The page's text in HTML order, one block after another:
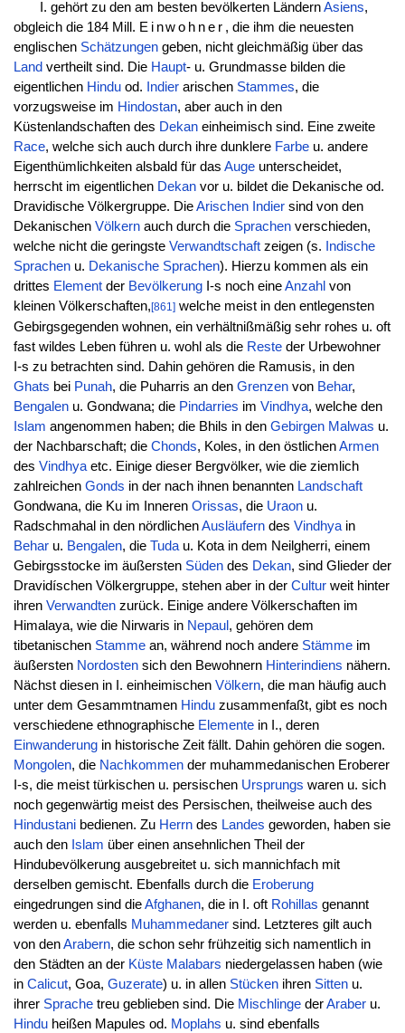
I. gehört zu den am besten bevölkerten LändernAsiens,
obgleich die 184 Mill. Einwohner , die ihm die neuesten
englischen Schätzungengeben, nicht gleichmäßig über das
Land vertheilt sind. Die Haupt- u. Grundmasse bilden die
eigentlichen Hinduod. Indierarischen Stammes, die
vorzugsweise im Hindostan, aber auch in den
Küstenlandschaften des Dekaneinheimisch sind. Eine zweite
Race, welche sich auch durch ihre dunklere Farbeu. andere
Eigenthümlichkeiten alsbald für das Augeunterscheidet,
herrscht im eigentlichen Dekanvor u. bildet die Dekanische od.
Dravidische Völkergruppe. DieArischen Indiersind von den
Dekanischen Völkernauch durch die Sprachenverschieden,
welche nicht die geringste Verwandtschaftzeigen (s.
Indische
Sprachenu. Dekanische Sprachen). Hierzu kommen als ein
drittes Elementder BevölkerungI-s noch eineAnzahl von
kleinen Völkerschaften, [861]welche meist in den entlegensten
Gebirgsgegenden wohnen, ein verhältnißmäßig sehr rohes u. oft
fast wildes Leben führen u. wohl als die Resteder Urbewohner
I-s zu betrachten sind. Dahin gehören die Ramusis, in den
Ghats bei Punah, die Puharris an den Grenzenvon Behar,
Bengalenu. Gondwana; die Pindarries im Vindhya, welche den
Islam angenommen haben; die Bhils in den Gebirgen Malwas u.
der Nachbarschaft; die Chonds, Koles, in den östlichenArmen
des Vindhyaetc. Einige dieser Bergvölker, wie die ziemlich
zahlreichen Gonds in der nach ihnen benannten Landschaft
Gondwana, die Ku im Inneren Orissas, die Uraonu.
Radschmahal in den nördlichenAusläuferndes Vindhyain
Beharu. Bengalen, die Tudau. Kota in dem Neilgherri, einem
Gebirgsstocke im äußersten Südendes Dekan, sind Glieder der
Dravidíschen Völkergruppe, stehen aber in der Culturweit hinter
ihren Verwandtenzurück. Einige andere Völkerschaften im
Himalaya, wie die Nirwaris in Nepaul , gehören dem
tibetanischen Stammean, während noch andere Stämmeim
äußersten Nordostensich den Bewohnern Hinterindiens nähern.
Nächst diesen in I. einheimischen Völkern, die man häufig auch
unter dem Gesammtnamen Hinduzusammenfaßt, gibt es noch
verschiedene ethnographische Elementein I., deren
Einwanderungin historische Zeit fällt. Dahin gehören die sogen.
Mongolen, die Nachkommender muhammedanischen Eroberer
I-s, die meist türkischen u. persischen Ursprungs waren u. sich
noch gegenwärtig meist des Persischen, theilweise auch des
Hindustanibedienen. Zu Herrndes Landes geworden, haben sie
auch den Islam über einen ansehnlichen Theil der
Hindubevölkerung ausgebreitet u. sich mannichfach mit
derselben gemischt. Ebenfalls durch die Eroberung
eingedrungen sind dieAfghanen, die in I. oft Rohillas genannt
werden u. ebenfalls Muhammedanersind. Letzteres gilt auch
von denArabern, die schon sehr frühzeitig sich namentlich in
den Städten an der Küste Malabars niedergelassen haben (wie
in Calicut, Goa, Guzerate) u. in allen Stückenihren Sittenu.
ihrer Sprachetreu geblieben sind. Die MischlingederAraberu.
Hinduheißen Mapules od. Moplahs u. sind ebenfalls